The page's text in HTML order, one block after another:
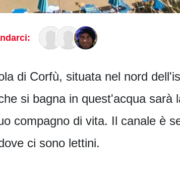
di Corfù, situata nel nord
si bagna in quest'acqua sarà
compagno di vita. Il canale è
ci sono lettini.